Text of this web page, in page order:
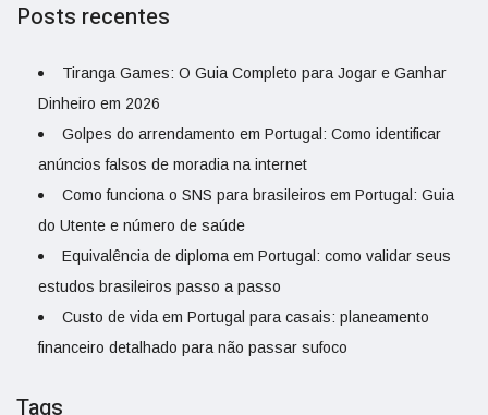
Posts recentes
Tiranga Games: O Guia Completo para Jogar e Ganhar
Dinheiro em 2026
Golpes do arrendamento em Portugal: Como identificar
anúncios falsos de moradia na internet
Como funciona o SNS para brasileiros em Portugal: Guia
do Utente e número de saúde
Equivalência de diploma em Portugal: como validar seus
estudos brasileiros passo a passo
Custo de vida em Portugal para casais: planeamento
financeiro detalhado para não passar sufoco
Tags